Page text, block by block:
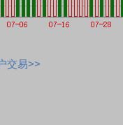
交易>>